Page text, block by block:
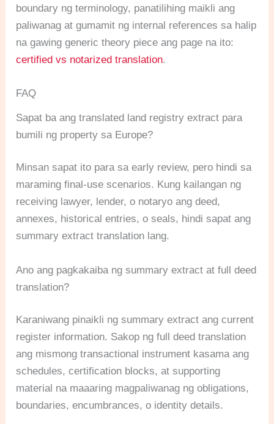
boundary ng terminology, panatilihing maikli ang
paliwanag at gumamit ng internal references sa halip
na gawing generic theory piece ang page na ito:
certified vs notarized translation.
FAQ
Sapat ba ang translated land registry extract para
bumili ng property sa Europe?
Minsan sapat ito para sa early review, pero hindi sa
maraming final-use scenarios. Kung kailangan ng
receiving lawyer, lender, o notaryo ang deed,
annexes, historical entries, o seals, hindi sapat ang
summary extract translation lang.
Ano ang pagkakaiba ng summary extract at full deed
translation?
Karaniwang pinaikli ng summary extract ang current
register information. Sakop ng full deed translation
ang mismong transactional instrument kasama ang
schedules, certification blocks, at supporting
material na maaaring magpaliwanag ng obligations,
boundaries, encumbrances, o identity details.